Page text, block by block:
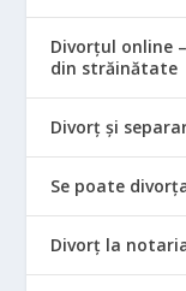
Divorțul online
din străinătate
Divorț și
Se poate
Divorț la